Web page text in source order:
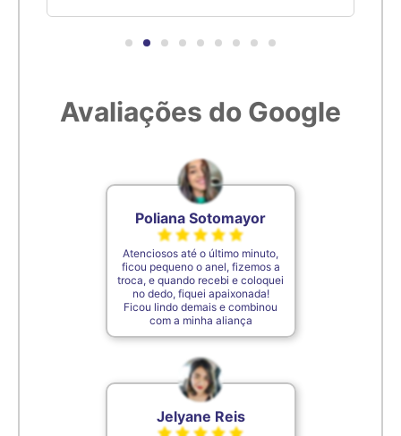
Avaliações do Google
Poliana Sotomayor
Atenciosos até o último minuto,
ficou pequeno o anel, fizemos a
troca, e quando recebi e coloquei
no dedo, fiquei apaixonada!
Ficou lindo demais e combinou
com a minha aliança
Jelyane Reis